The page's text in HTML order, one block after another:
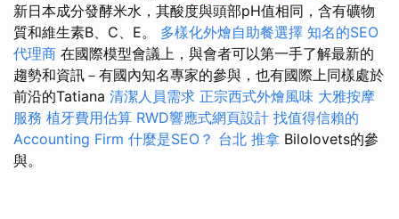
新日本成分發酵米水，其酸度與頭部pH值相同，含有礦物
質和維生素B、C、E。 多樣化外燴自助餐選擇 知名的SEO
代理商 在國際模型會議上，與會者可以第一手了解最新的
趨勢和資訊－有國內知名專家的參與，也有國際上同樣處於
前沿的Tatiana 清潔人員需求 正宗西式外燴風味 大雅按摩
服務 植牙費用估算 RWD響應式網頁設計 找值得信賴的
Accounting Firm 什麼是SEO？ 台北 推拿 Bilolovets的參
與。